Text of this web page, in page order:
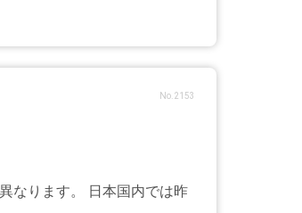
No.2153
なります。 日本国内では昨